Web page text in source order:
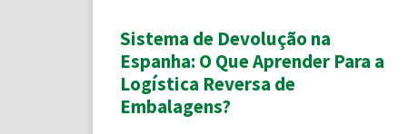
Sistema de Devolução na
Espanha: O Que Aprender Para a
Logística Reversa de
Embalagens?